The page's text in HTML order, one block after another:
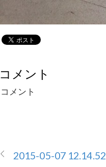
コメント
コメント
2015-05-07 12.14.52